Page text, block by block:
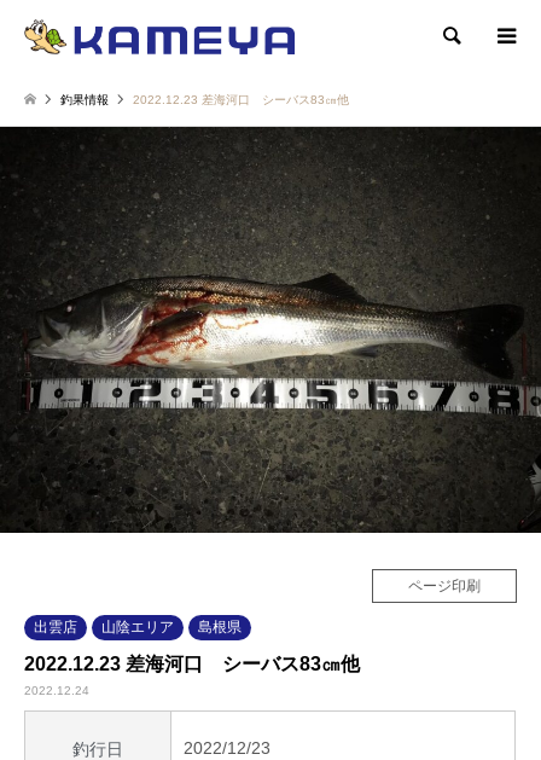
検索
釣果情報 2022.12.23 差海河口 シーバス83㎝他
ページ印刷
出雲店 山陰エリア 島根県
2022.12.23 差海河口 シーバス83㎝他
2022.12.24
釣行日 2022/12/23